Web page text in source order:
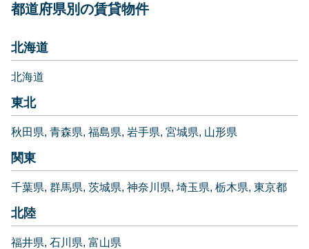
都道府県別の賃貸物件
北海道
北海道
東北
秋田県 青森県 福島県 岩手県 宮城県 山形県
関東
千葉県 群馬県 茨城県 神奈川県 埼玉県 栃木県 東京都
北陸
福井県 石川県 富山県